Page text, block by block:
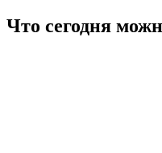
Что сегодня